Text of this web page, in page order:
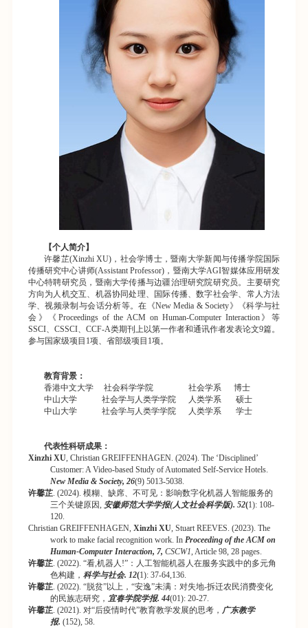
【个人简介】
许馨芷(Xinzhi XU) ，社会学博士，暨南大学新闻与传播学院国际
传播研究中心讲师(Assistant Professor) ，暨南大学AGI智媒体应用研发
中心特聘研究员，暨南大学传播与边疆治理研究院研究员。主要研究
方向为人机交互、机器协同处理、国际传播、数字社会学、常人方法
学、视频录制与会话分析等。在《New Media & Society》《科学与社
会》《Proceedings of the ACM on Human-Computer Interaction》等
SSCI、 CSSCI、 CCF-A类期刊上以第一作者和通讯作者发表论文9篇。
参与国家级项目 1项、省部级项目 1项。
教育背景：
香港中文大学
社会科学学院 社会学系
博士
中山大学
社会学与人类学学院 人类学系
硕士
中山大学
社会学与人类学学院 人类学系 学士
代表性科研成果：
Xinzhi XU, Christian GREIFFENHAGEN. (2024). The ‘Disciplined’
Customer: A Video-based Study of Automated Self-Service Hotels.
New Media & Society, 26(9) 5013-5038.
许馨芷. (2024). 模糊、缺席、不可见：影响数字化机器人智能服务的
三个关键原因, 安徽师范大学学报(人文社会科学版). 52(1): 108-
120.
Christian GREIFFENHAGEN, Xinzhi XU, Stuart REEVES. (2023). The
work to make facial recognition work. In Proceeding oftheACM on
Human-Computer Interaction, 7, CSCW1, Article 98, 28 pages.
许馨芷. (2022). “看,机器人 !”：人工智能机器人在服务实践中的多元角
色构建， 科学与社会. 12(1): 37-64,136.
许馨芷. (2022). “脱贫”以上， “安逸”未满：对失地-拆迁农民消费变化
的民族志研究， 宜春学院学报. 44(01): 20-27.
许馨芷. (2021). 对“后疫情时代”教育教学发展的思考， 广东教学
报. (152), 58.